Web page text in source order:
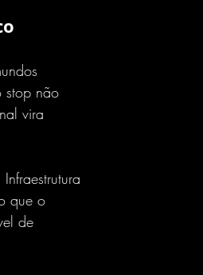
stop não
vira
que o
de